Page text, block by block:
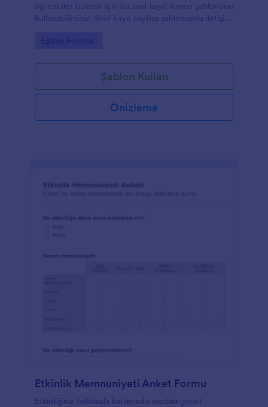
öğrenciler bulmak için bu sınıf kayıt formu şablonunu
kullanabilirsiniz. Sınıf kayıt sayfası şablonunda iletişim
istiyorsanız, hepsi burada.
Go to Category:
Eğitim Formları
Şablon Kullan
Önizleme
Etkinlik Memnuniyeti Anket Formu
Etkinliğiniz hakkında katılımcılarınızdan genel